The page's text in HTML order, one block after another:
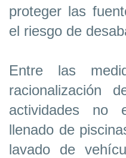
proteger las
el riesgo de
Entre las
racionalización
actividades no
llenado de
lavado de